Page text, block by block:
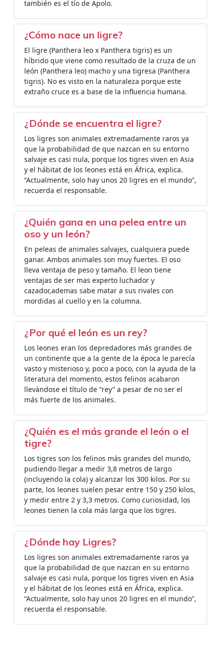
también es el tío de Apolo.
¿Cómo nace un ligre?
El ligre (Panthera leo x Panthera tigris) es un
híbrido que viene como resultado de la cruza de un
león (Panthera leo) macho y una tigresa (Panthera
tigris). No es visto en la naturaleza porque este
extraño cruce es a base de la influencia humana.
¿Dónde se encuentra el ligre?
Los ligres son animales extremadamente raros ya
que la probabilidad de que nazcan en su entorno
salvaje es casi nula, porque los tigres viven en Asia
y el hábitat de los leones está en África, explica.
“Actualmente, solo hay unos 20 ligres en el mundo”,
recuerda el responsable.
¿Quién gana en una pelea entre un
oso y un león?
En peleas de animales salvajes, cualquiera puede
ganar. Ambos animales son muy fuertes. El oso
lleva ventaja de peso y tamaño. El leon tiene
ventajas de ser mas experto luchador y
cazador,ademas sabe matar a sus rivales con
mordidas al cuello y en la columna.
¿Por qué el león es un rey?
Los leones eran los depredadores más grandes de
un continente que a la gente de la época le parecía
vasto y misterioso y, poco a poco, con la ayuda de la
literatura del momento, estos felinos acabaron
llevándose el título de “rey” a pesar de no ser el
más fuerte de los animales.
¿Quién es el más grande el león o el
tigre?
Los tigres son los felinos más grandes del mundo,
pudiendo llegar a medir 3,8 metros de largo
(incluyendo la cola) y alcanzar los 300 kilos. Por su
parte, los leones suelen pesar entre 150 y 250 kilos,
y medir entre 2 y 3,3 metros. Como curiosidad, los
leones tienen la cola más larga que los tigres.
¿Dónde hay Ligres?
Los ligres son animales extremadamente raros ya
que la probabilidad de que nazcan en su entorno
salvaje es casi nula, porque los tigres viven en Asia
y el hábitat de los leones está en África, explica.
“Actualmente, solo hay unos 20 ligres en el mundo”,
recuerda el responsable.